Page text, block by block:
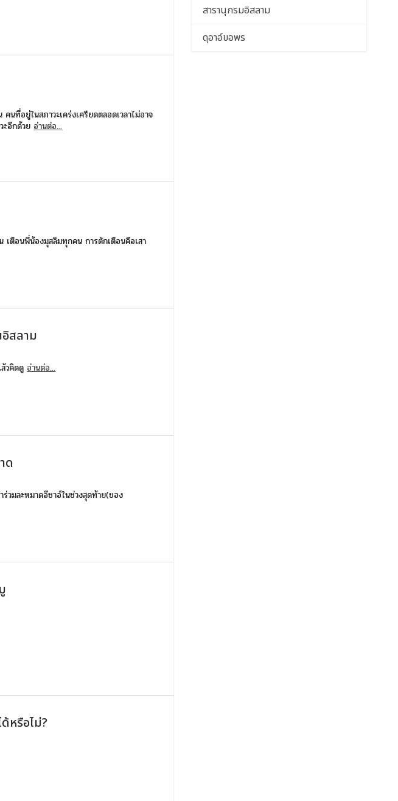
ที่อยู่ในสภาวะเคร่งเครียดตลอดเวลาไม่อาจ
ะอีกด้วย อ่านต่อ...
ตือนพี่น้องมุสลิมทุกคน การตักเตือนคือเสา
สลาม
ล้วคิดดูอ่านต่อ...
ด
วมละหมาดอีชาอ์ในช่วงสุดท้าย(ของ
หรือไม่?
สารานุกรมอิสลาม
ดุอาอ์ขอพร